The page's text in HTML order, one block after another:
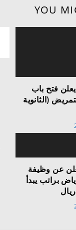
YOU
فتح باب
(الثانوية
عن وظيفة
براتب يبدأ